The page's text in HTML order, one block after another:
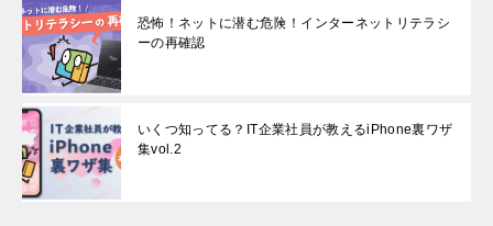
恐怖！ネットに潜む危険！インターネットリテラシ
ーの再確認
いくつ知ってる？IT企業社員が教えるiPhone裏ワザ
集vol.2